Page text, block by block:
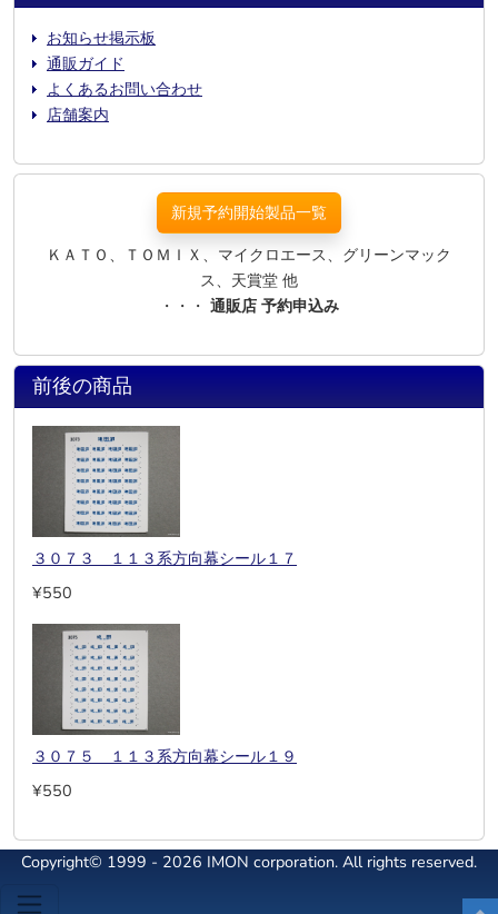
お知らせ掲示板
通販ガイド
よくあるお問い合わせ
店舗案内
新規予約開始製品一覧
ＫＡＴＯ、ＴＯＭＩＸ、マイクロエース、グリーンマック
ス、天賞堂 他
・・・ 通販店 予約申込み
前後の商品
３０７３ １１３系方向幕シール１７
¥550
３０７５ １１３系方向幕シール１９
¥550
Copyright© 1999 - 2026 IMON corporation. All rights reserved.